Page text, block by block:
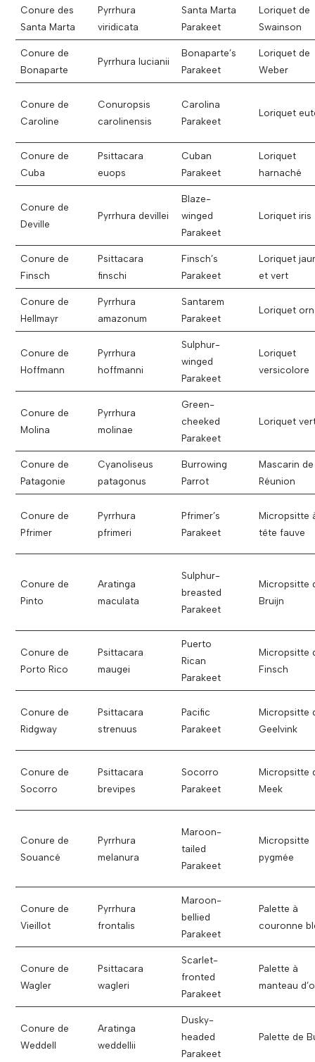
Conure des
Santa Marta
Pyrrhura
viridicata
Santa Marta
Parakeet
Loriquet de
Swainson
Conure de
Bonaparte
Pyrrhura lucianii
Bonaparte’s
Parakeet
Loriquet de
Weber
Conure de
Caroline
Conuropsis
carolinensis
Carolina
Parakeet
Loriquet
Conure de
Cuba
Psittacara
euops
Cuban
Parakeet
Loriquet
harnaché
Conure de
Deville
Pyrrhura devillei
Blaze-
winged
Parakeet
Loriquet iris
Conure de
Finsch
Psittacara
finschi
Finsch’s
Parakeet
Loriquet
et vert
Conure de
Hellmayr
Pyrrhura
amazonum
Santarem
Parakeet
Loriquet
Conure de
Hoffmann
Pyrrhura
hoffmanni
Sulphur-
winged
Parakeet
Loriquet
versicolore
Conure de
Molina
Pyrrhura
molinae
Green-
cheeked
Parakeet
Loriquet
Conure de
Patagonie
Cyanoliseus
patagonus
Burrowing
Parrot
Mascarin
Réunion
Conure de
Pfrimer
Pyrrhura
pfrimeri
Pfrimer’s
Parakeet
Micropsitte
tête fauve
Conure de
Pinto
Aratinga
maculata
Sulphur-
breasted
Parakeet
Micropsitte
Bruijn
Conure de
Porto Rico
Psittacara
maugei
Puerto
Rican
Parakeet
Micropsitte
Finsch
Conure de
Ridgway
Psittacara
strenuus
Pacific
Parakeet
Micropsitte
Geelvink
Conure de
Socorro
Psittacara
brevipes
Socorro
Parakeet
Micropsitte
Meek
Conure de
Souancé
Pyrrhura
melanura
Maroon-
tailed
Parakeet
Micropsitte
pygmée
Conure de
Vieillot
Pyrrhura
frontalis
Maroon-
bellied
Parakeet
Palette à
couronne
Conure de
Wagler
Psittacara
wagleri
Scarlet-
fronted
Parakeet
Palette à
manteau
Conure de
Weddell
Aratinga
weddellii
Dusky-
headed
Parakeet
Palette de